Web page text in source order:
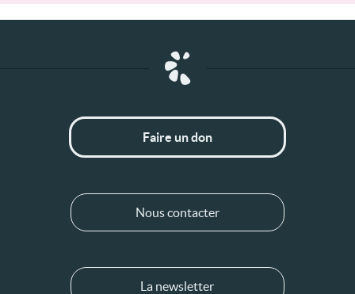
Faire un don
Nous contacter
La newsletter